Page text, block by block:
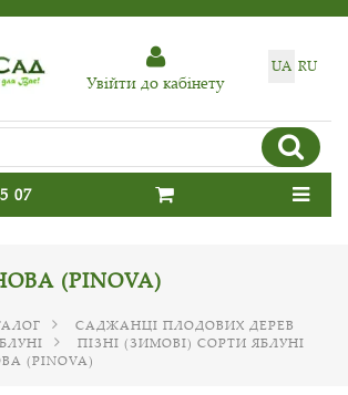
UA RU
Увiйти до кабiнету
07
(PINOVA)
САДЖАНЦІ ПЛОДОВИХ ДЕРЕВ
ПІЗНІ (ЗИМОВІ) СОРТИ ЯБЛУНІ
(PINOVA)